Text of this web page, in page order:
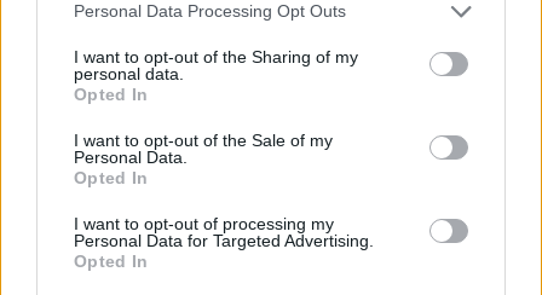
Personal Data Processing Opt Outs
I want to opt-out of the Sharing of my
personal data.
Opted In
I want to opt-out of the Sale of my
Personal Data.
Opted In
I want to opt-out of processing my
Personal Data for Targeted Advertising.
Opted In
Mediat opozitare ngrenë
alarmin për shëndetin e
Mojtaba Khameneit:
“Mund të ndërrojë jetë në
çdo çast
Arabia Saudite, Turqia dhe
mbrojtëse: goditja ndaj
njërit do të quhet sulm